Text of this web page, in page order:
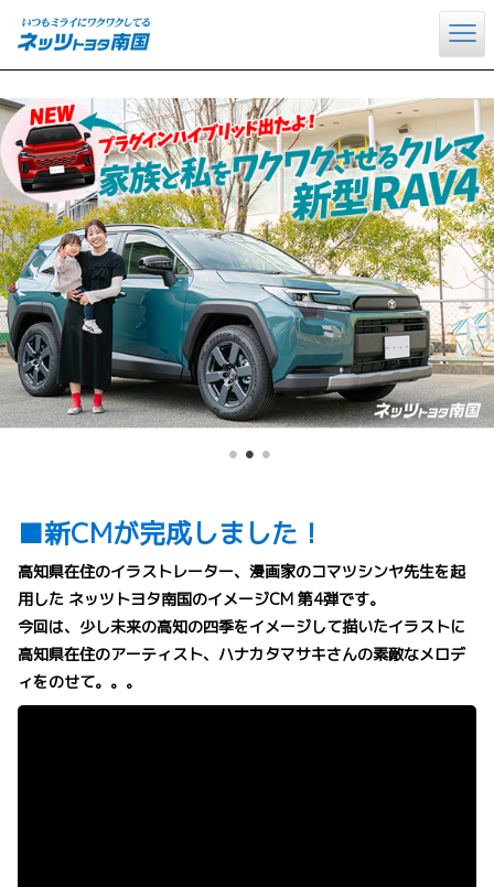
■新CMが完成しました！
高知県在住のイラストレーター、漫画家のコマツシンヤ先生を起
用した ネッツトヨタ南国のイメージCM 第4弾です。
今回は、少し未来の高知の四季をイメージして描いたイラストに
高知県在住のアーティスト、ハナカタマサキさんの素敵なメロデ
ィをのせて。。。